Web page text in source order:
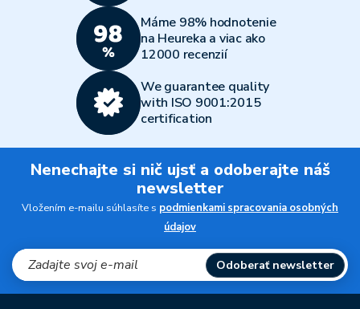
Máme 98% hodnotenie
na Heureka a viac ako
12000 recenzií
We guarantee quality
with ISO 9001:2015
certification
Nenechajte si nič ujsť a odoberajte náš
newsletter
Vložením e-mailu súhlasíte s podmienkami spracovania osobných
údajov
Odoberať newsletter